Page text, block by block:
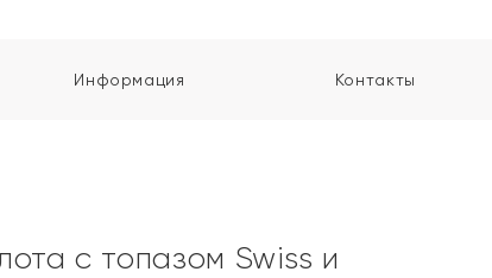
Информация Контакты
с топазом Swiss и